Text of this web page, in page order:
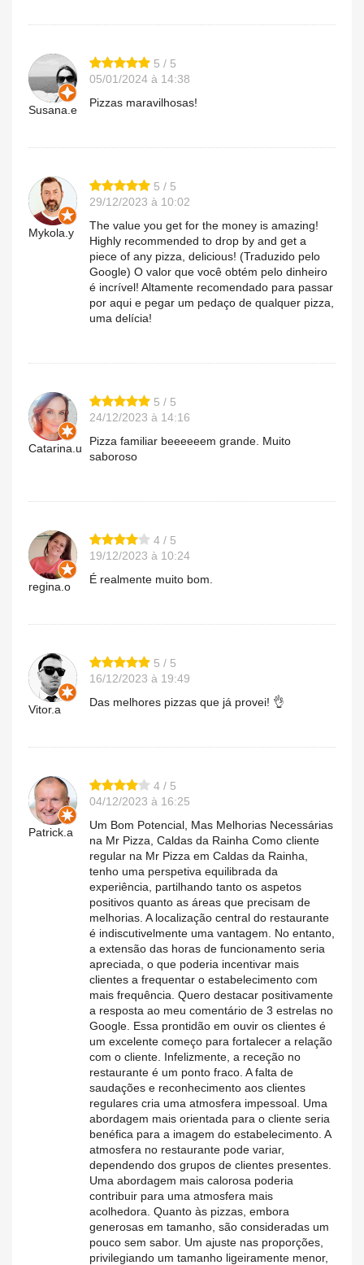
Susana.e
5 / 5
05/01/2024 à 14:38
Pizzas maravilhosas!
Mykola.y
5 / 5
29/12/2023 à 10:02
The value you get for the money is amazing!
Highly recommended to drop by and get a
piece of any pizza, delicious! (Traduzido pelo
Google) O valor que você obtém pelo dinheiro
é incrível! Altamente recomendado para passar
por aqui e pegar um pedaço de qualquer pizza,
uma delícia!
Catarina.u
5 / 5
24/12/2023 à 14:16
Pizza familiar beeeeeem grande. Muito
saboroso
regina.o
4 / 5
19/12/2023 à 10:24
É realmente muito bom.
Vitor.a
5 / 5
16/12/2023 à 19:49
Das melhores pizzas que já provei! 👌
Patrick.a
4 / 5
04/12/2023 à 16:25
Um Bom Potencial, Mas Melhorias Necessárias
na Mr Pizza, Caldas da Rainha Como cliente
regular na Mr Pizza em Caldas da Rainha,
tenho uma perspetiva equilibrada da
experiência, partilhando tanto os aspetos
positivos quanto as áreas que precisam de
melhorias. A localização central do restaurante
é indiscutivelmente uma vantagem. No entanto,
a extensão das horas de funcionamento seria
apreciada, o que poderia incentivar mais
clientes a frequentar o estabelecimento com
mais frequência. Quero destacar positivamente
a resposta ao meu comentário de 3 estrelas no
Google. Essa prontidão em ouvir os clientes é
um excelente começo para fortalecer a relação
com o cliente. Infelizmente, a receção no
restaurante é um ponto fraco. A falta de
saudações e reconhecimento aos clientes
regulares cria uma atmosfera impessoal. Uma
abordagem mais orientada para o cliente seria
benéfica para a imagem do estabelecimento. A
atmosfera no restaurante pode variar,
dependendo dos grupos de clientes presentes.
Uma abordagem mais calorosa poderia
contribuir para uma atmosfera mais
acolhedora. Quanto às pizzas, embora
generosas em tamanho, são consideradas um
pouco sem sabor. Um ajuste nas proporções,
privilegiando um tamanho ligeiramente menor,